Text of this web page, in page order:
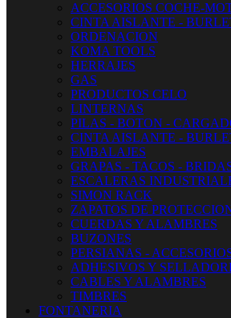
ACCESORIOS COCHE-
CINTA AISLANTE -
ORDENACION
KOMA TOOLS
HERRAJES
GAS
PRODUCTOS CELO
LINTERNAS
PILAS - BOTON -
CINTA AISLANTE -
EMBALAJES
GRAPAS - TACOS -
ESCALERAS
SIMON RACK
ZAPATOS DE
CUERDAS Y ALAMBRES
BUZONES
PERSIANAS -
ADHESIVOS Y
CABLES Y ALAMBRES
TIMBRES
FONTANERIA